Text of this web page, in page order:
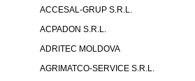
ACCESAL-GRUP S.R.L.
ACPADON S.R.L.
ADRITEC MOLDOVA
AGRIMATCO-SERVICE S.R.L.